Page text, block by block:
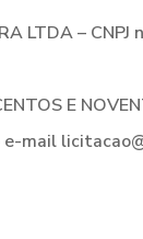
LTDA –
E
mail